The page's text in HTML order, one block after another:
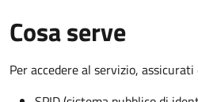
Cosa serve
Per accedere al servizio, assicurati